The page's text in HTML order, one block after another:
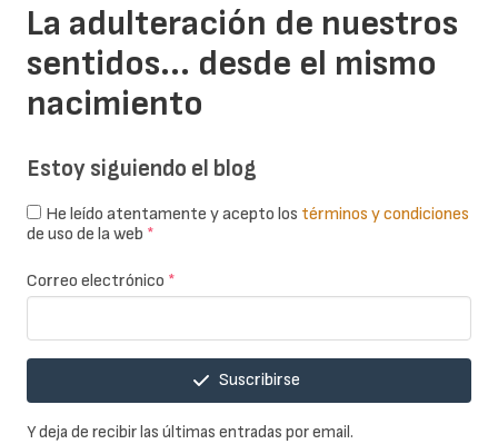
La adulteración de nuestros
sentidos... desde el mismo
nacimiento
Estoy siguiendo el blog
He leído atentamente y acepto los términos y condiciones
de uso de la web *
Correo electrónico *
Suscribirse
Y deja de recibir las últimas entradas por email.